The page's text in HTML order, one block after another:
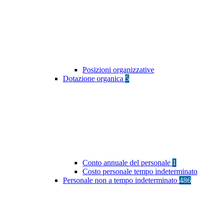
Posizioni organizzative
Dotazione organica 5
Conto annuale del personale 1
Costo personale tempo indeterminato
Personale non a tempo indeterminato 486